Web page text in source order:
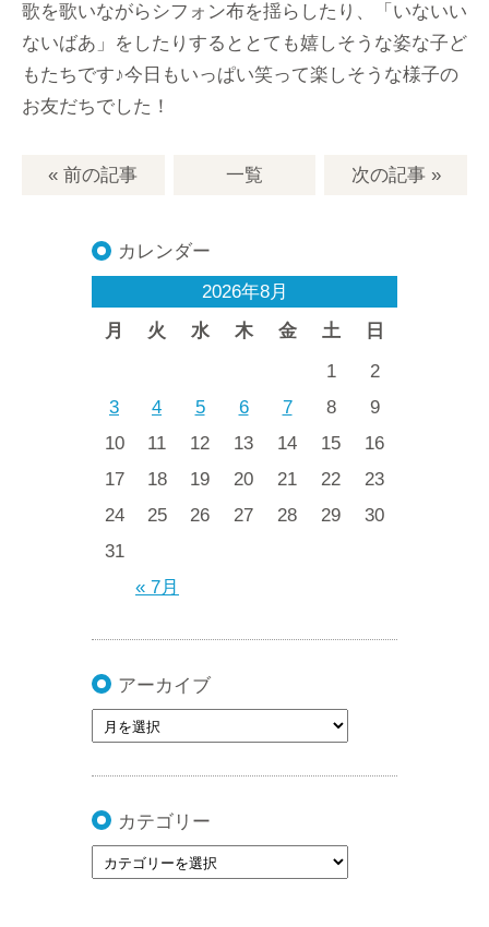
歌を歌いながらシフォン布を揺らしたり、「いないい
ないばあ」をしたりするととても嬉しそうな姿な子ど
もたちです♪今日もいっぱい笑って楽しそうな様子の
お友だちでした！
« 前の記事 一覧 次の記事»
カレンダー
2026年8月
月
火 水 木 金 土 日
« 7月
1
2
3
4 5 6 7 8
9
10
11 12 13 14 15
16
17
18 19 20 21 22
23
24
25 26 27 28 29
30
31
アーカイブ
カテゴリー